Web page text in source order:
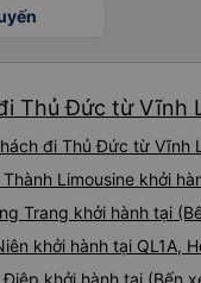
Thủ Đức từ Vĩnh
đi Thủ Đức từ
Thành Limousine khởi
Trang khởi hành tại
khởi hành tại QL1A,